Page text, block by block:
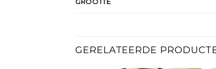
GROOTTE
GERELATEERDE